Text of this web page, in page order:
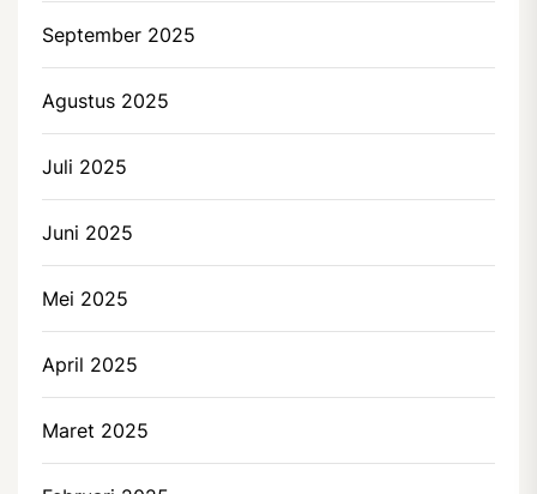
September 2025
Agustus 2025
Juli 2025
Juni 2025
Mei 2025
April 2025
Maret 2025